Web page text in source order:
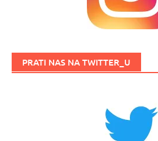
PRATI NAS NA TWITTER_U